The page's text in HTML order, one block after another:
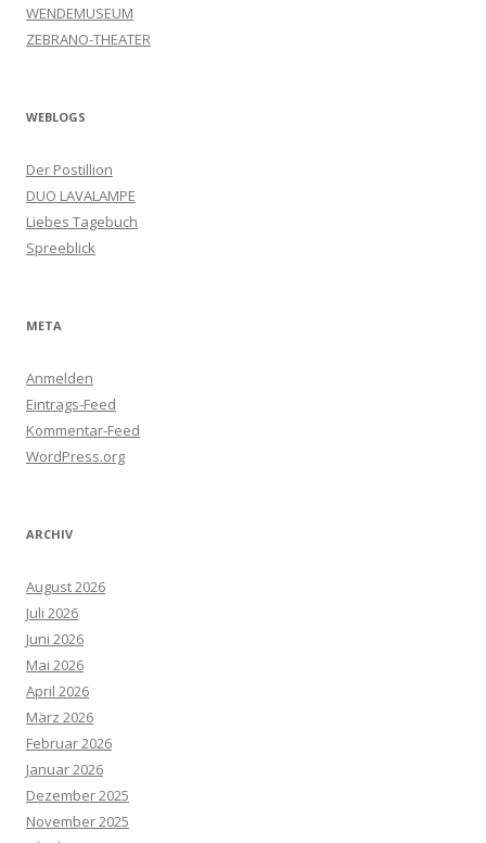
WENDEMUSEUM
ZEBRANO-THEATER
WEBLOGS
Der Postillion
DUO LAVALAMPE
Liebes Tagebuch
Spreeblick
META
Anmelden
Eintrags-Feed
Kommentar-Feed
WordPress.org
ARCHIV
August 2026
Juli 2026
Juni 2026
Mai 2026
April 2026
März 2026
Februar 2026
Januar 2026
Dezember 2025
November 2025